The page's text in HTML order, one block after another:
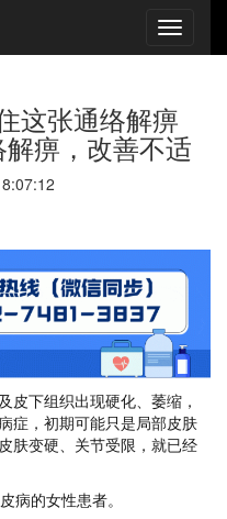
这张通络解痹
痹，改善不适
皮下组织出现硬化、萎缩，
症，初期可能只是局部皮肤
肤变硬、关节受限，就已经
病的女性患者。